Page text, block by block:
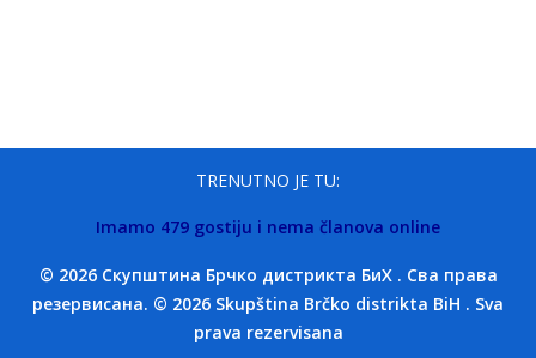
TRENUTNO JE TU:
Imamo 479 gostiju i nema članova online
© 2026 Скупштина Брчко дистрикта БиХ . Сва права
резервисана. © 2026 Skupština Brčko distrikta BiH . Sva
prava rezervisana